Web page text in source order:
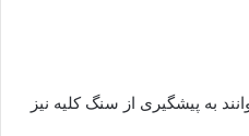
به پیشگیری از سنگ کلیه نیز